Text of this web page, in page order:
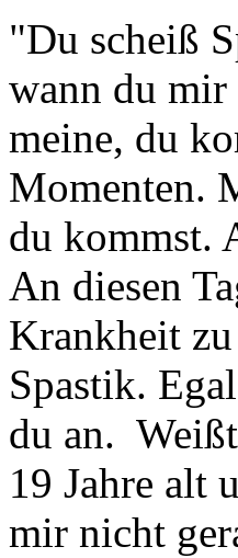
"Du scheiß
wann du mir
meine, du
Momenten.
du kommst.
An diesen
Krankheit
Spastik.
du an.
19 Jahre alt
mir nicht